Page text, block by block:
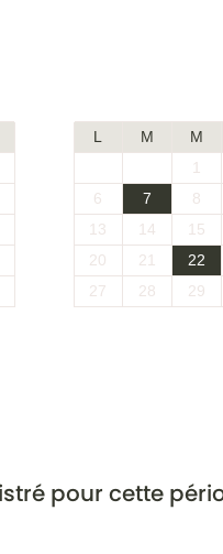
L M M
1
6
7 8
13
14 15
20
21 22
27
28 29
pour cette